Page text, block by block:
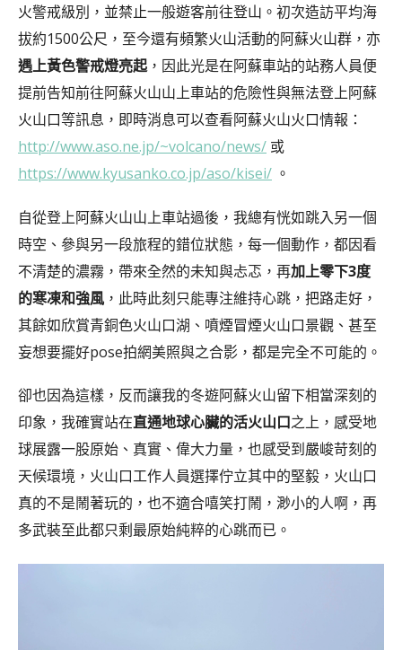
火警戒級別，並禁止一般遊客前往登山。初次造訪平均海
拔約1500公尺，至今還有頻繁火山活動的阿蘇火山群，亦
遇上黃色警戒燈亮起，因此光是在阿蘇車站的站務人員便
提前告知前往阿蘇火山山上車站的危險性與無法登上阿蘇
火山口等訊息，即時消息可以查看阿蘇火山火口情報：
http://www.aso.ne.jp/~volcano/news/ 或
https://www.kyusanko.co.jp/aso/kisei/ 。
自從登上阿蘇火山山上車站過後，我總有恍如跳入另一個
時空、參與另一段旅程的錯位狀態，每一個動作，都因看
不清楚的濃霧，帶來全然的未知與忐忑，再加上零下3度
的寒凍和強風 ，此時此刻只能專注維持心跳，把路走好，
其餘如欣賞青銅色火山口湖、噴煙冒煙火山口景觀、甚至
妄想要擺好pose拍網美照與之合影，都是完全不可能的。
卻也因為這樣，反而讓我的冬遊阿蘇火山留下相當深刻的
印象，我確實站在直通地球心臟的活火山口之上，感受地
球展露一股原始、真實、偉大力量，也感受到嚴峻苛刻的
天候環境，火山口工作人員選擇佇立其中的堅毅，火山口
真的不是鬧著玩的，也不適合嘻笑打鬧，渺小的人啊，再
多武裝至此都只剩最原始純粹的心跳而已。